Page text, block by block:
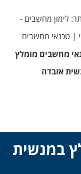
לימון מחשבים -
| טכנאי מחשבים
מחשבים מומלץ
אזבדה
במנשית